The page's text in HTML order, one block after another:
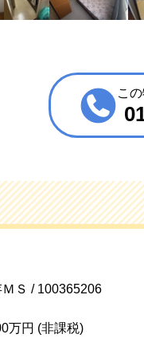
こ
ＭＳ / 100365206
万円 (非課税)